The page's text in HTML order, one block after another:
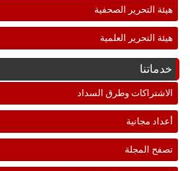
هيئة التحرير الصحفية
هيئة التحرير العلمية
خدماتنا
الاشتراكات وطرق السداد
أعداد مجانية
تصفح المجلة